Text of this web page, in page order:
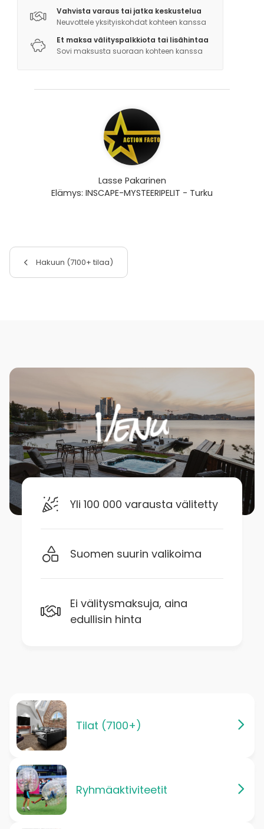
VUODESTA 1988
Vielä lisäksi teemme valikoituihin kohteisiin
Vanajanlinnaan.
Vahvista varaus tai jatka keskustelua
Neuvottele yksityiskohdat kohteen kanssa
Et maksa välityspalkkiota tai lisähintaa
Sovi maksusta suoraan kohteen kanssa
Lasse Pakarinen
Elämys: INSCAPE-MYSTEERIPELIT - Turku
Hakuun (7100+ tilaa)
Yli 100 000 varausta välitetty
Suomen suurin valikoima
Ei välitysmaksuja, aina
edullisin hinta
Tilat (7100+)
Ryhmäaktiviteetit